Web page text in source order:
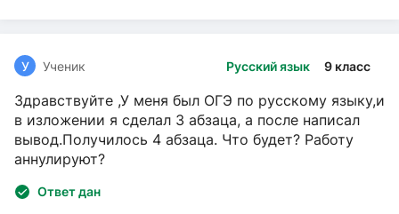
Русский язык 9 класс
У Ученик
Здравствуйте ,У меня был ОГЭ по русскому языку,и
в изложении я сделал 3 абзаца, а после написал
вывод.Получилось 4 абзаца. Что будет? Работу
аннулируют?
Ответ дан